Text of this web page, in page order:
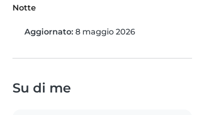
Notte
Aggiornato: 8 maggio 2026
Su di me